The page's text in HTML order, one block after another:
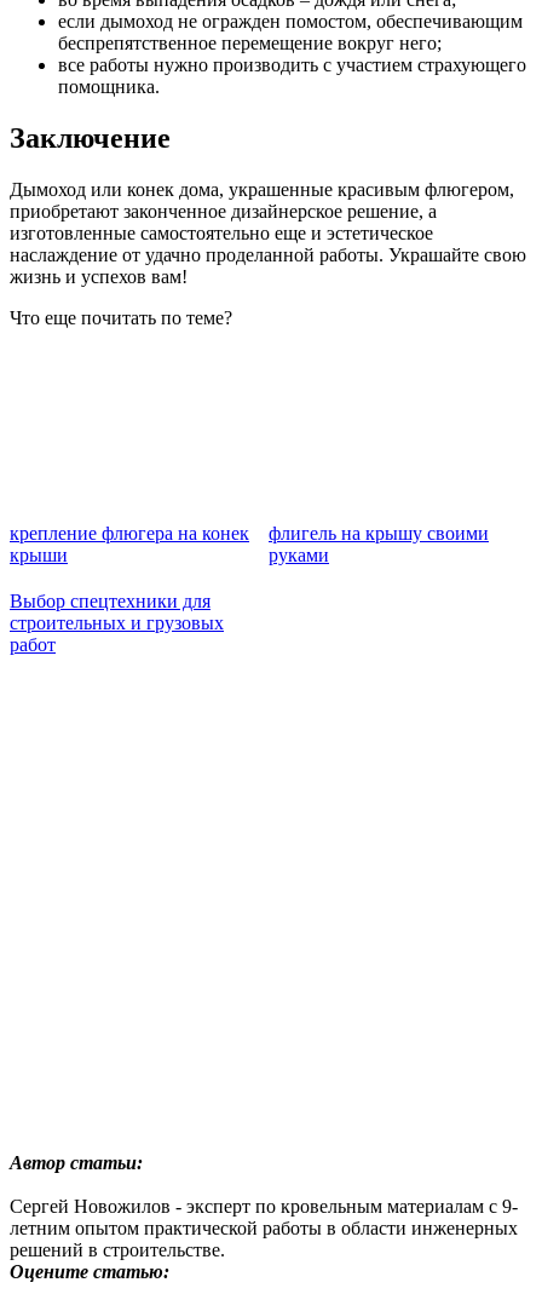
если дымоход не огражден помостом, обеспечивающим
беспрепятственное перемещение вокруг него;
все работы нужно производить с участием страхующего
помощника.
Заключение
Дымоход или конек дома, украшенные красивым флюгером,
приобретают законченное дизайнерское решение, а
изготовленные самостоятельно еще и эстетическое
наслаждение от удачно проделанной работы. Украшайте свою
жизнь и успехов вам!
Что еще почитать по теме?
крепление флюгера на конек
крыши
флигель на крышу своими
руками
Выбор спецтехники для
строительных и грузовых
работ
Автор статьи:
Сергей Новожилов - эксперт по кровельным материалам с 9-
летним опытом практической работы в области инженерных
решений в строительстве.
Оцените статью: